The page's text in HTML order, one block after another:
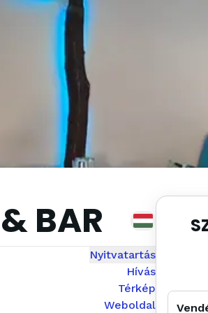
BAR
Nyitvatartás
Hívás
Térkép
Weboldal